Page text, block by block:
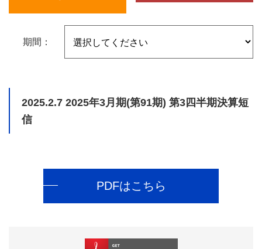
期間：
2025.2.7 2025年3月期(第91期) 第3四半期決算短
信
PDFはこちら